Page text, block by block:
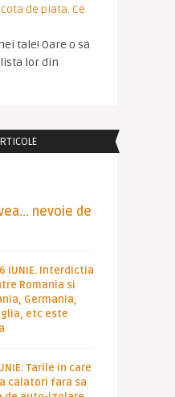
de piata. Ce
tale! Oare o sa
lor din
nevoie de
IUNIE. Interdictia
Romania si
Germania,
etc este
Tarile in care
calatori fara sa